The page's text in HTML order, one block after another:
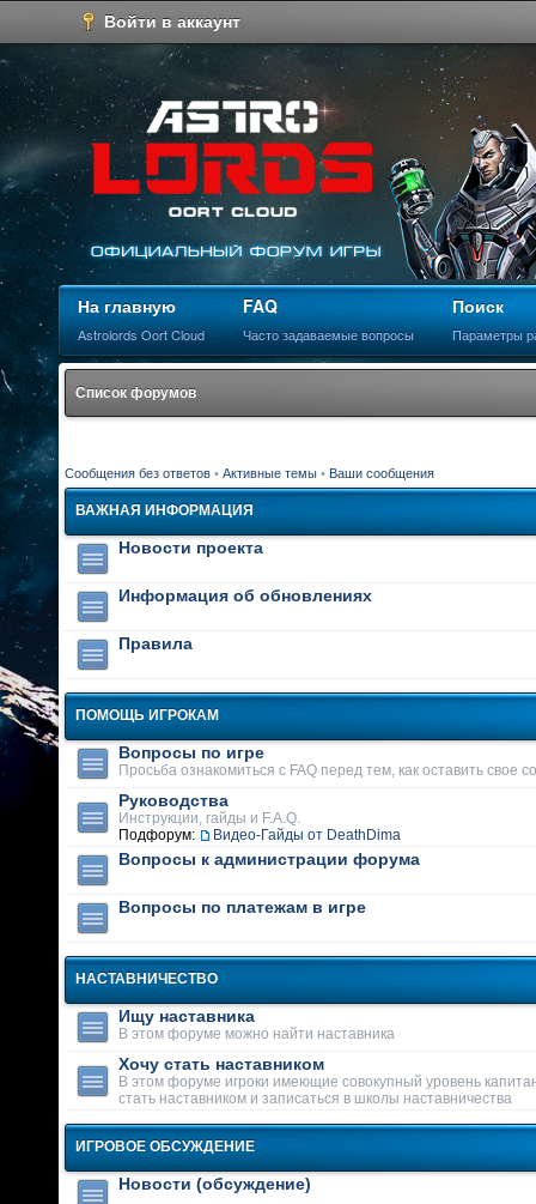
Войти в аккаунт
На главную
Astrolords Oort Cloud
FAQ
Часто задаваемые вопросы
Поиск
Параметры
Список форумов
Сообщения без ответов • Активные темы • Ваши сообщения
ВАЖНАЯ ИНФОРМАЦИЯ
Новости проекта
Информация об обновлениях
Правила
ПОМОЩЬ ИГРОКАМ
Вопросы по игре
Просьба ознакомиться с FAQ перед тем, как оставить свое
Руководства
Инструкции, гайды и F.A.Q.
Подфорум:
Видео-Гайды от DeathDima
Вопросы к администрации форума
Вопросы по платежам в игре
НАСТАВНИЧЕСТВО
Ищу наставника
В этом форуме можно найти наставника
Хочу стать наставником
В этом форуме игроки имеющие совокупный уровень
стать наставником и записаться в школы наставничества
ИГРОВОЕ ОБСУЖДЕНИЕ
Новости (обсуждение)